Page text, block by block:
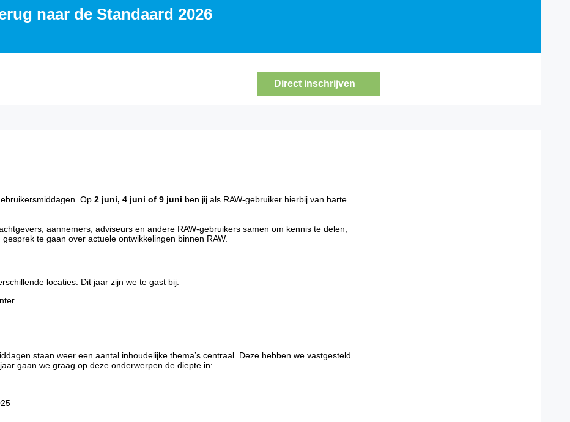
naar de Standaard 2026
Direct inschrijven
Op 2 juni, 4 juni of 9 juni ben jij als RAW-gebruiker hierbij van harte
aannemers, adviseurs en andere RAW-gebruikers samen om kennis te delen,
te gaan over actuele ontwikkelingen binnen RAW.
locaties. Dit jaar zijn we te gast bij:
staan weer een aantal inhoudelijke thema’s centraal. Deze hebben we vastgesteld
gaan we graag op deze onderwerpen de diepte in: